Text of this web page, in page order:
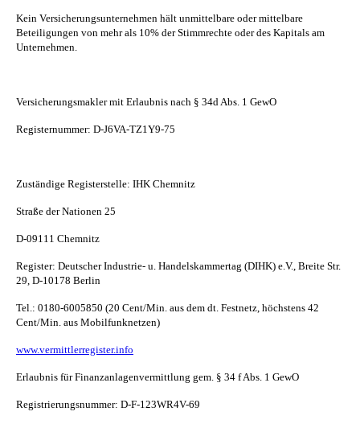
Kein Versicherungsunternehmen hält unmittelbare oder mittelbare
Beteiligungen von mehr als 10% der Stimmrechte oder des Kapitals am
Unternehmen.
Versicherungsmakler mit Erlaubnis nach § 34d Abs. 1 GewO
Registernummer: D-J6VA-TZ1Y9-75
Zuständige Registerstelle: IHK Chemnitz
Straße der Nationen 25
D-09111 Chemnitz
Register: Deutscher Industrie- u. Handelskammertag (DIHK) e.V., Breite Str.
29, D-10178 Berlin
Tel.: 0180-6005850 (20 Cent/Min. aus dem dt. Festnetz, höchstens 42
Cent/Min. aus Mobilfunknetzen)
www.vermittlerregister.info
Erlaubnis für Finanzanlagenvermittlung gem. § 34 f Abs. 1 GewO
Registrierungsnummer: D-F-123WR4V-69